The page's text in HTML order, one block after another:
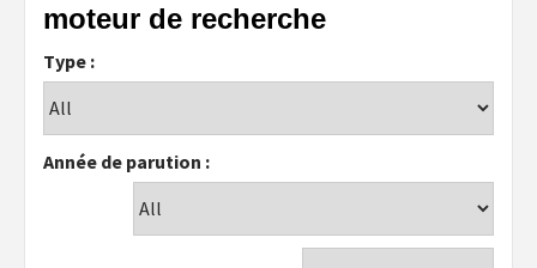
moteur de recherche
Type :
Année de parution :